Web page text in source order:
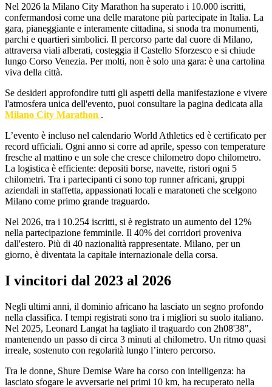
Nel 2026 la Milano City Marathon ha superato i 10.000 iscritti,
confermandosi come una delle maratone più partecipate in Italia. La
gara, pianeggiante e interamente cittadina, si snoda tra monumenti,
parchi e quartieri simbolici. Il percorso parte dal cuore di Milano,
attraversa viali alberati, costeggia il Castello Sforzesco e si chiude
lungo Corso Venezia. Per molti, non è solo una gara: è una cartolina
viva della città.
Se desideri approfondire tutti gli aspetti della manifestazione e vivere
l'atmosfera unica dell'evento, puoi consultare la pagina dedicata alla
Milano City Marathon .
L’evento è incluso nel calendario World Athletics ed è certificato per
record ufficiali. Ogni anno si corre ad aprile, spesso con temperature
fresche al mattino e un sole che cresce chilometro dopo chilometro.
La logistica è efficiente: depositi borse, navette, ristori ogni 5
chilometri. Tra i partecipanti ci sono top runner africani, gruppi
aziendali in staffetta, appassionati locali e maratoneti che scelgono
Milano come primo grande traguardo.
Nel 2026, tra i 10.254 iscritti, si è registrato un aumento del 12%
nella partecipazione femminile. Il 40% dei corridori proveniva
dall'estero. Più di 40 nazionalità rappresentate. Milano, per un
giorno, è diventata la capitale internazionale della corsa.
I vincitori dal 2023 al 2026
Negli ultimi anni, il dominio africano ha lasciato un segno profondo
nella classifica. I tempi registrati sono tra i migliori su suolo italiano.
Nel 2025, Leonard Langat ha tagliato il traguardo con 2h08'38",
mantenendo un passo di circa 3 minuti al chilometro. Un ritmo quasi
irreale, sostenuto con regolarità lungo l’intero percorso.
Tra le donne, Shure Demise Ware ha corso con intelligenza: ha
lasciato sfogare le avversarie nei primi 10 km, ha recuperato nella